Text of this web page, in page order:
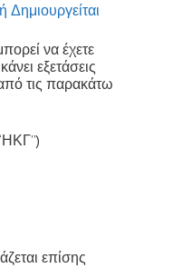
Δημιουργείται
να έχετε
εξετάσεις
τις παρακάτω
επίσης